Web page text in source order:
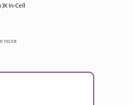
In-Cell
поля